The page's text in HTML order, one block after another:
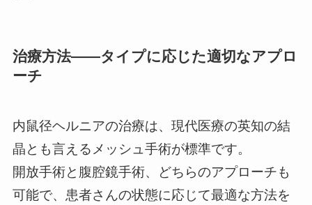
治療方法――タイプに応じた適切なアプロ
ーチ
内鼠径ヘルニアの治療は、現代医療の英知の結
晶とも言えるメッシュ手術が標準です。
開放手術と腹腔鏡手術、どちらのアプローチも
可能で、患者さんの状態に応じて最適な方法を